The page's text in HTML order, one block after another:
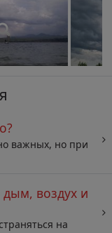
важных, но при
воздух и
на